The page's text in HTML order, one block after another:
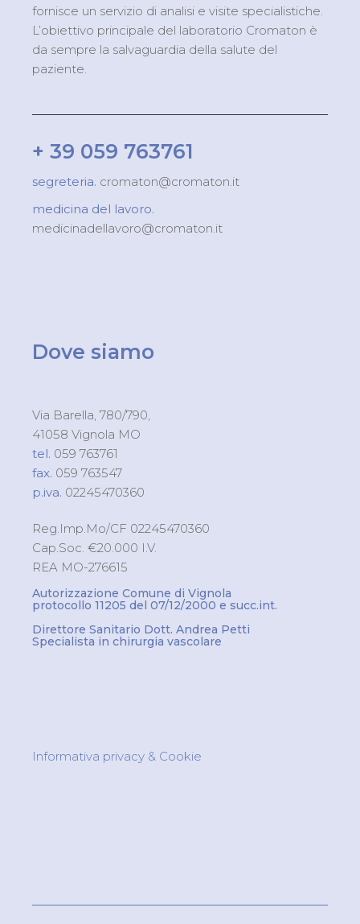
fornisce un servizio di analisi e visite specialistiche.
L’obiettivo principale del laboratorio Cromaton è
da sempre la salvaguardia della salute del
paziente.
+ 39 059 763761
segreteria. cromaton@cromaton.it
medicina del lavoro.
medicinadellavoro@cromaton.it
Dove siamo
Via Barella, 780/790,
41058 Vignola MO
tel. 059 763761
fax. 059 763547
p.iva. 02245470360
Reg.Imp.Mo/CF 02245470360
Cap.Soc. €20.000 I.V.
REA MO-276615
Autorizzazione Comune di Vignola
protocollo 11205 del 07/12/2000 e succ.int.
Direttore Sanitario Dott. Andrea Petti
Specialista in chirurgia vascolare
Informativa privacy & Cookie